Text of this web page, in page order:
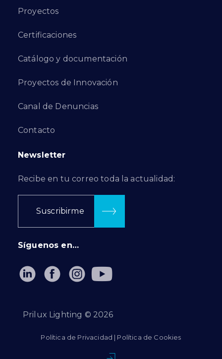
Proyectos
Certificaciones
Catálogo y documentación
Proyectos de Innovación
Canal de Denuncias
Contacto
Newsletter
Recibe en tu correo toda la actualidad:
Suscribirme
Síguenos en…
Prilux Lighting © 2026
Política de Privacidad | Política de Cookies